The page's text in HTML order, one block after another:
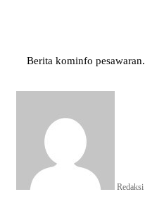
Berita kominfo pesawaran.
Redaksi